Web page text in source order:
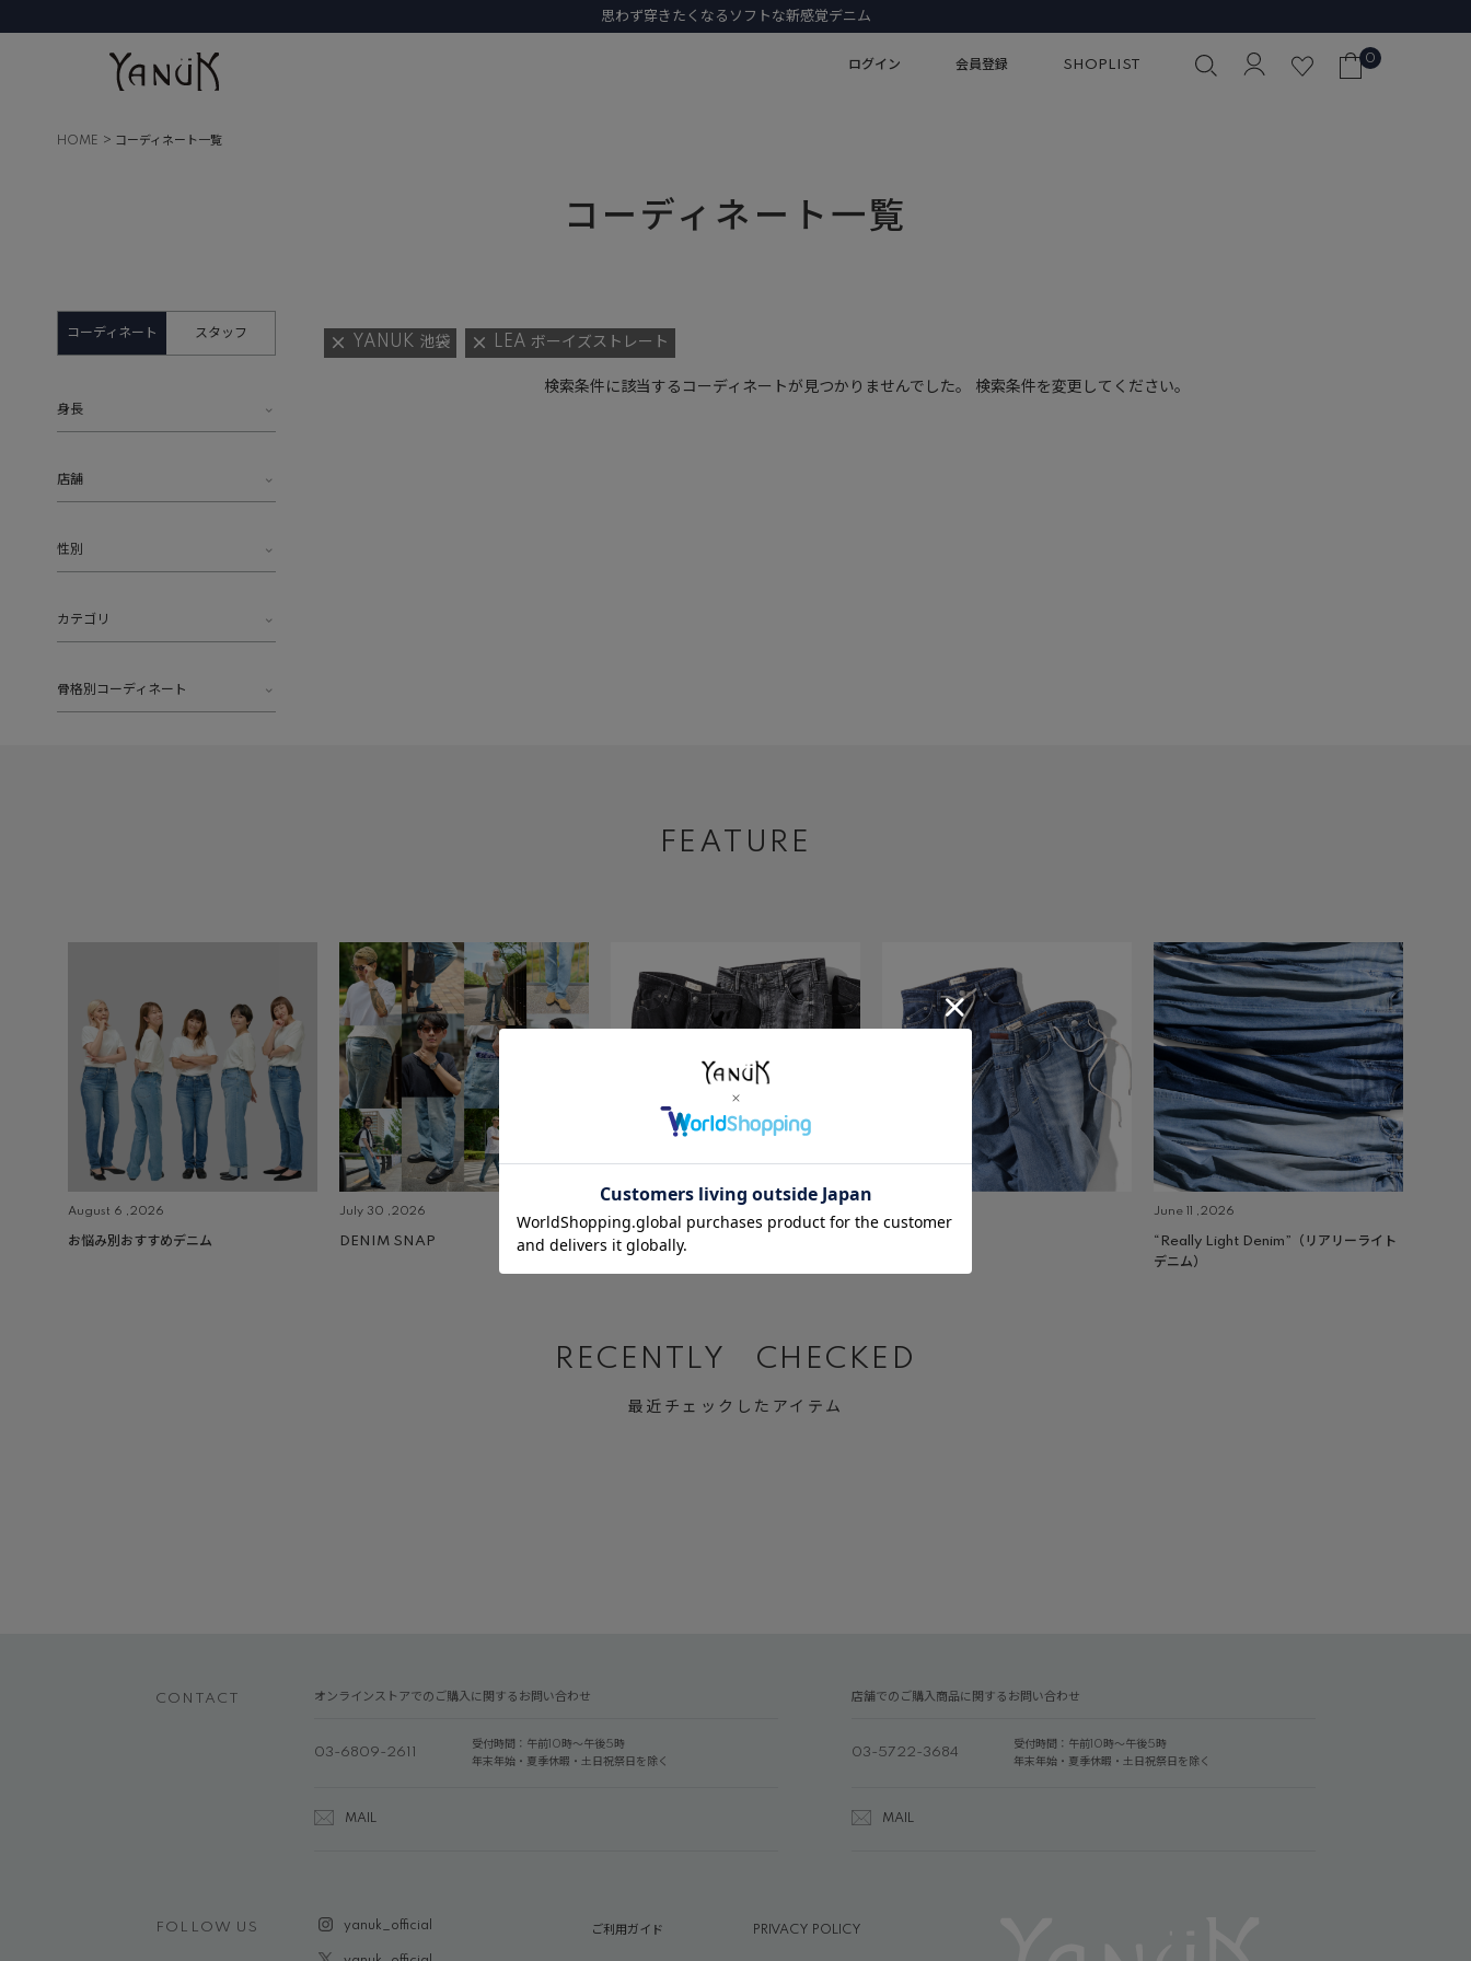
思わず穿きたくなるソフトな新感覚デニム
ログイン 会員登録 SHOPLIST 0
HOME コーディネート一覧
コーディネート一覧
コーディネート スタッフ
身長
店舗
性別
カテゴリ
骨格別コーディネート
YANUK 池袋 LEA ボーイズストレート
検索条件に該当するコーディネートが見つかりませんでした。 検索条件を変更してください。
FEATURE
August 6 ,2026
お悩み別おすすめデニム
July 30 ,2026
DENIM SNAP BLACK&GRAY DENIM
June 11 ,2026
“Really Light Denim”（リアリーライト
デニム）
RECENTLY CHECKED
最近チェックしたアイテム
CONTACT オンラインストアでのご購入に関するお問い合わせ
03-6809-2611
受付時間：午前10時～午後5時
年末年始・夏季休暇・土日祝祭日を除く
MAIL
店舗でのご購入商品に関するお問い合わせ
03-5722-3684
受付時間：午前10時～午後5時
年末年始・夏季休暇・土日祝祭日を除く
MAIL
FOLLOW US yanuk_official ご利用ガイド PRIVACY POLICY